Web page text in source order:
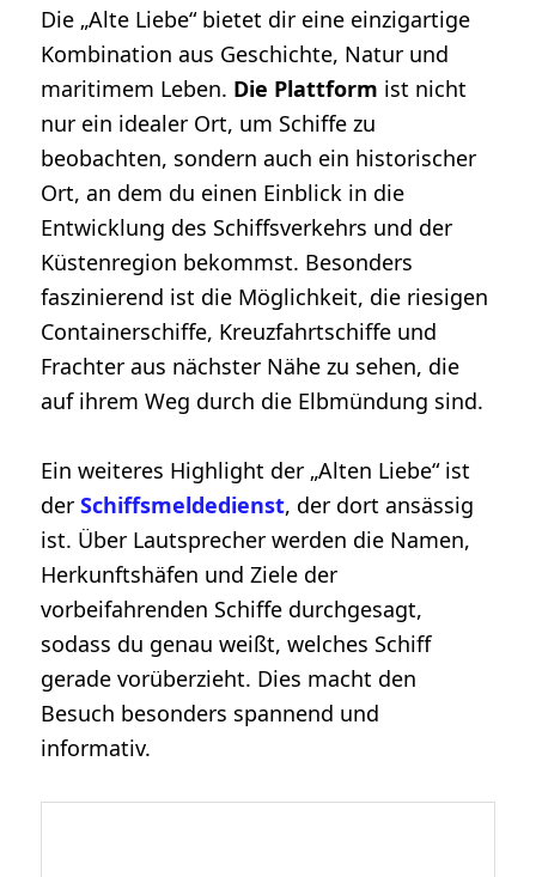
Die „Alte Liebe“ bietet dir eine einzigartige
Kombination aus Geschichte, Natur und
maritimem Leben. Die Plattform ist nicht
nur ein idealer Ort, um Schiffe zu
beobachten, sondern auch ein historischer
Ort, an dem du einen Einblick in die
Entwicklung des Schiffsverkehrs und der
Küstenregion bekommst. Besonders
faszinierend ist die Möglichkeit, die riesigen
Containerschiffe, Kreuzfahrtschiffe und
Frachter aus nächster Nähe zu sehen, die
auf ihrem Weg durch die Elbmündung sind.
Ein weiteres Highlight der „Alten Liebe“ ist
derSchiffsmeldedienst, der dort ansässig
ist. Über Lautsprecher werden die Namen,
Herkunftshäfen und Ziele der
vorbeifahrenden Schiffe durchgesagt,
sodass du genau weißt, welches Schiff
gerade vorüberzieht. Dies macht den
Besuch besonders spannend und
informativ.